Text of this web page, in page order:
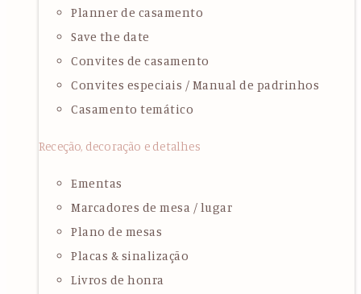
Planner de casamento
Save the date
Convites de casamento
Convites especiais / Manual de padrinhos
Casamento temático
Receção, decoração e detalhes
Ementas
Marcadores de mesa / lugar
Plano de mesas
Placas & sinalização
Livros de honra